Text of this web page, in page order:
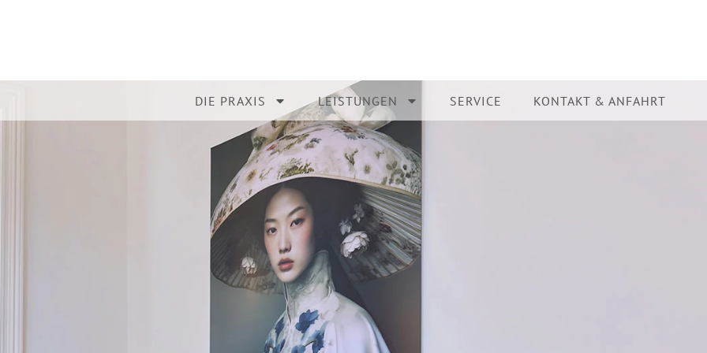
DIE PRAXIS LEISTUNGEN SERVICE KONTAKT & ANFAHRT